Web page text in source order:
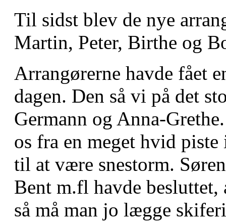
Til sidst blev de nye
Martin, Peter, Birthe og
Arrangørerne havde fået
dagen. Den så vi på det
Germann og Anna-
os fra en meget hvid
til at være snestorm.
Bent m.fl havde
så må man jo lægge